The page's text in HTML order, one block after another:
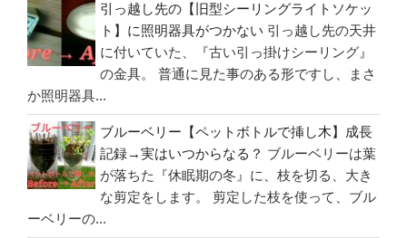
引っ越し先の【旧型シーリングライトソケッ
ト】に照明器具がつかない 引っ越し先の天井
に付いていた、『古い引っ掛けシーリング』
の金具。 普通に見た事のある形ですし、まさ
か照明器具...
ブルーベリー【ペットボトルで挿し木】成長
記録→実はいつからなる？ ブルーベリーは葉
が落ちた『休眠期の冬』に、枝を切る、大き
な剪定をします。 剪定した枝を使って、ブル
ーベリーの...